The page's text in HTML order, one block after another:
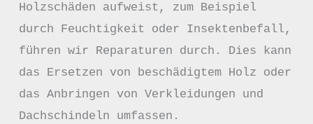
Holzschäden aufweist, zum Beispiel
durch Feuchtigkeit oder Insektenbefall,
führen wir Reparaturen durch. Dies kann
das Ersetzen von beschädigtem Holz oder
das Anbringen von Verkleidungen und
Dachschindeln umfassen.